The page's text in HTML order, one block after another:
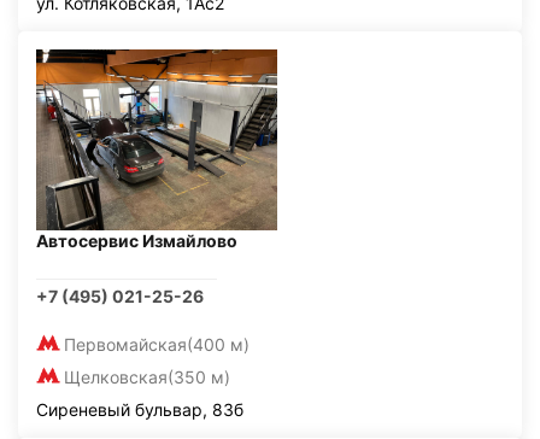
Автосервис Измайлово
+7 (495) 021-25-26
Первомайская(400 м)
Щелковская(350 м)
Сиреневый бульвар, 83б